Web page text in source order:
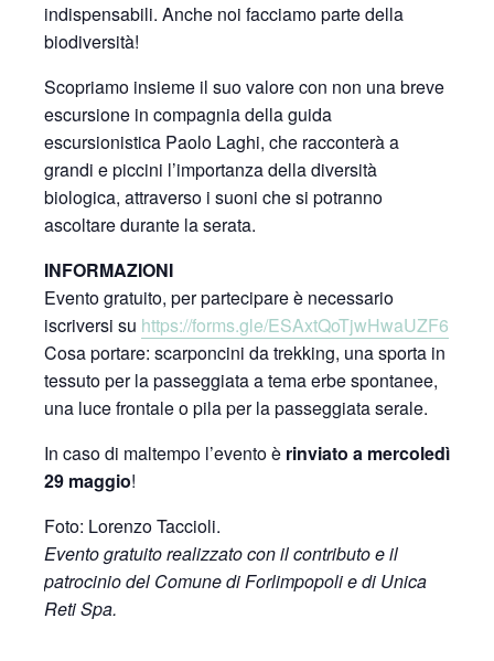
indispensabili. Anche noi facciamo parte della
biodiversità!
Scopriamo insieme il suo valore con non una breve
escursione in compagnia della guida
escursionistica Paolo Laghi, che racconterà a
grandi e piccini l’importanza della diversità
biologica, attraverso i suoni che si potranno
ascoltare durante la serata.
INFORMAZIONI
Evento gratuito, per partecipare è necessario
iscriversi su https://forms.gle/ESAxtQoTjwHwaUZF6
Cosa portare: scarponcini da trekking, una sporta in
tessuto per la passeggiata a tema erbe spontanee,
una luce frontale o pila per la passeggiata serale.
In caso di maltempo l’evento è rinviato a mercoledì
29 maggio!
Foto: Lorenzo Taccioli.
Evento gratuito realizzato con il contributo e il
patrocinio del Comune di Forlimpopoli e di Unica
Reti Spa.